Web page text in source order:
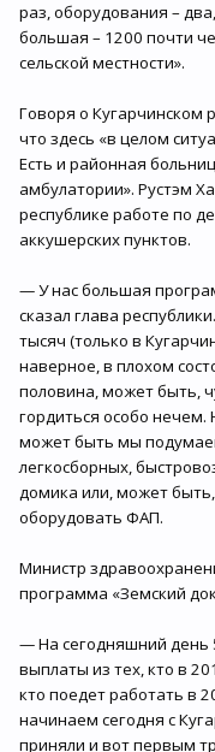
раз, оборудования –
большая – 1200 почти
сельской местности».
Говоря о Кугарчинском
что здесь «в целом
Есть и районная
амбулатории». Рустэм
республике работе по
аккушерских пунктов.
— У нас большая
сказал глава
тысяч (только в
наверное, в плохом
половина, может быть,
гордиться особо
может быть мы
легкосборных,
домика или, может
оборудовать ФАП.
Министр
программа «Земский
— На сегодняшний день
выплаты из тех, кто в
кто поедет работать в
начинаем сегодня с
приняли и вот первым